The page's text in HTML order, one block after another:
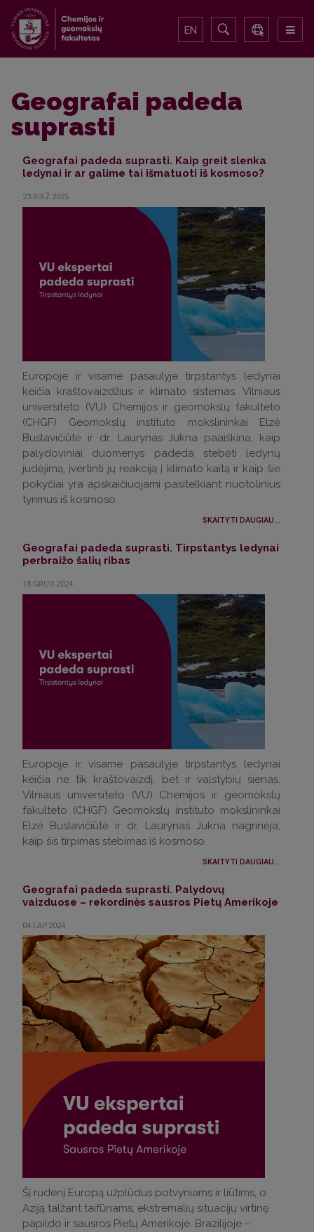
EN
Geografai padeda
suprasti
Geografai padeda suprasti. Kaip greit slenka
ledynai ir ar galime tai išmatuoti iš kosmoso?
23.BIRŽ.2025
Europoje ir visame pasaulyje tirpstantys ledynai
keičia kraštovaizdžius ir klimato sistemas. Vilniaus
universiteto (VU) Chemijos ir geomokslų fakulteto
(CHGF) Geomokslų instituto mokslininkai Elzė
Buslavičiūtė ir dr. Laurynas Jukna paaiškina, kaip
palydoviniai duomenys padeda stebėti ledynų
judėjimą, įvertinti jų reakciją į klimato kaitą ir kaip šie
pokyčiai yra apskaičiuojami pasitelkiant nuotolinius
tyrimus iš kosmoso.
SKAITYTI DAUGIAU...
Geografai padeda suprasti. Tirpstantys ledynai
perbraižo šalių ribas
18.GRUO.2024
Europoje ir visame pasaulyje tirpstantys ledynai
keičia ne tik kraštovaizdį, bet ir valstybių sienas.
Vilniaus universiteto (VU) Chemijos ir geomokslų
fakulteto (CHGF) Geomokslų instituto mokslininkai
Elzė Buslavičiūtė ir dr. Laurynas Jukna nagrinėja,
kaip šis tirpimas stebimas iš kosmoso.
SKAITYTI DAUGIAU...
Geografai padeda suprasti. Palydovų
vaizduose – rekordinės sausros Pietų Amerikoje
04.LAP.2024
Šį rudenį Europą užplūdus potvyniams ir liūtims, o
Aziją talžant taifūnams, ekstremalių situacijų virtinę
papildo ir sausros Pietų Amerikoje. Brazilijoje –